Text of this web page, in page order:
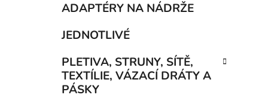
ADAPTÉRY NA NÁDRŽE
JEDNOTLIVÉ
PLETIVA, STRUNY, SÍTĚ,
TEXTÍLIE, VÁZACÍ DRÁTY A
PÁSKY